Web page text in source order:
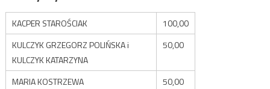
KACPER STAROŚCIAK
100,00
KULCZYK GRZEGORZ POLIŃSKA i
KULCZYK KATARZYNA
50,00
MARIA KOSTRZEWA
50,00